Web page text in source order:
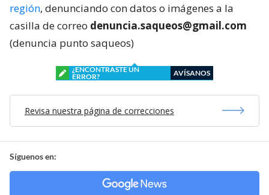
región, denunciando con datos o imágenes a la
casilla de correo denuncia.saqueos@gmail.com
(denuncia punto saqueos)
¿ENCONTRASTE UN
ERROR?
AVÍSANOS
Revisa nuestra página de correcciones
Síguenos en: